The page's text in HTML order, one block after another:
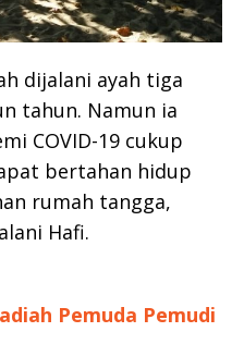
dijalani ayah tiga
tahun. Namun ia
COVID-19 cukup
bertahan hidup
rumah tangga,
Hafi.
Pemuda Pemudi